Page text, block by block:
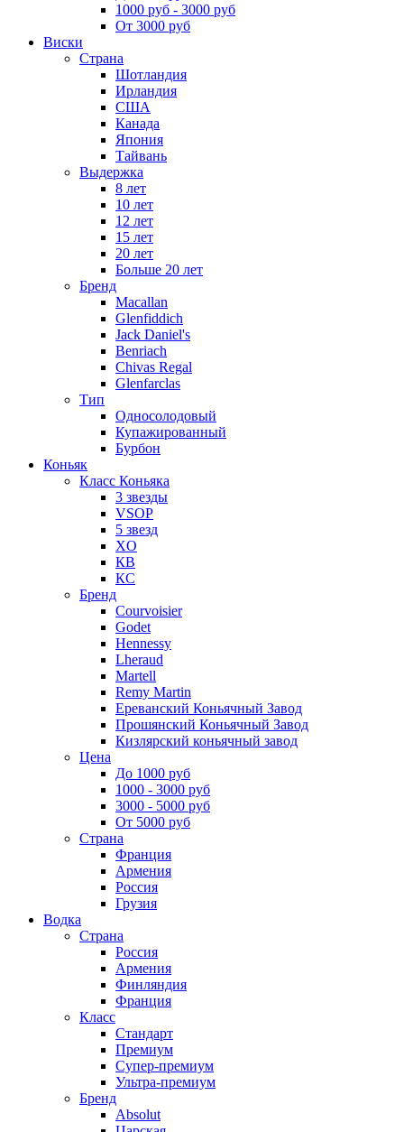
1000 руб - 3000 руб
От 3000 руб
Виски
Страна
Шотландия
Ирландия
США
Канада
Япония
Тайвань
Выдержка
8 лет
10 лет
12 лет
15 лет
20 лет
Больше 20 лет
Бренд
Macallan
Glenfiddich
Jack Daniel's
Benriach
Chivas Regal
Glenfarclas
Тип
Односолодовый
Купажированный
Бурбон
Коньяк
Класс Коньяка
3 звезды
VSOP
5 звезд
XO
КВ
КС
Бренд
Courvoisier
Godet
Hennessy
Lheraud
Martell
Remy Martin
Ереванский Коньячный Завод
Прошянский Коньячный Завод
Кизлярский коньячный завод
Цена
До 1000 руб
1000 - 3000 руб
3000 - 5000 руб
От 5000 руб
Страна
Франция
Армения
Россия
Грузия
Водка
Страна
Россия
Армения
Финляндия
Франция
Класс
Стандарт
Премиум
Супер-премиум
Ультра-премиум
Бренд
Absolut